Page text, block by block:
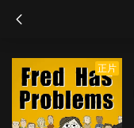
正片